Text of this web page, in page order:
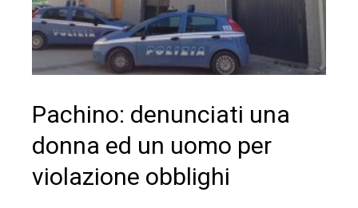
Pachino: denunciati una
donna ed un uomo per
violazione obblighi